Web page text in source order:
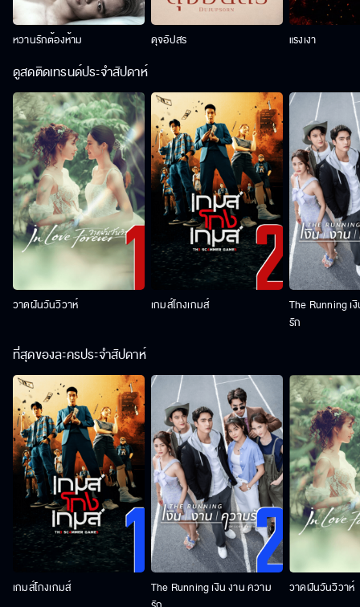
หวานรักต้องห้าม ดุจอัปสร แรงเงา
ดูสดติดเทรนด์ประจำสัปดาห์
วาดฝันวันวิวาห์ เกมส์โกงเกมส์
The Running เ
รัก
ที่สุดของละครประจำสัปดาห์
เกมส์โกงเกมส์
The Running เงิน งาน ความ
วาดฝันวันวิวาห์